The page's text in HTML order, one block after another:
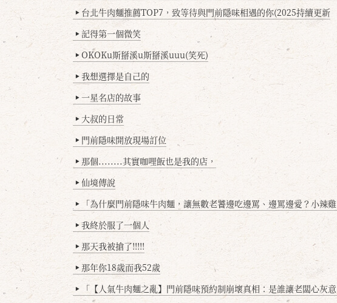
▶ 台北牛肉麵推薦TOP7，致等待與門前隱味相遇的你(2025持續更新
▶ 記得第一個微笑
▶ OKOKu斯掰溪u斯掰溪uuu(笑死)
▶ 我想選擇是自己的
▶ 一星名店的故事
▶ 大叔的日常
▶ 門前隱味開放現場訂位
▶ 那個........其實咖哩飯也是我的店，
▶ 仙境傳說
▶ 「為什麼門前隱味牛肉麵，讓無數老饕邊吃邊罵、邊罵邊愛？小辣雞揭密！」
▶ 我終於服了一個人
▶ 那天我被搶了!!!!!
▶ 那年你18歲而我52歲
▶ 「【人氣牛肉麵之亂】門前隱味預約制崩壞真相：是誰讓老闆心灰意冷？」